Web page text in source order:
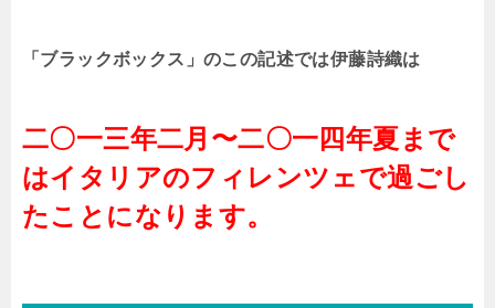
「ブラックボックス」のこの記述では伊藤詩織は
二〇一三年二月〜二〇一四年夏まで
はイタリアのフィレンツェで過ごし
たことになります。